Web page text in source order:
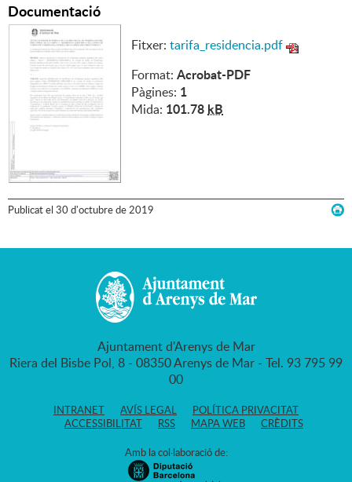
Documentació
Fitxer: tarifa_residencia.pdf
Format: Acrobat-PDF
Pàgines: 1
Mida: 101.78 kB
Publicatel 30 d'octubrede2019
Ajuntament d'Arenys de Mar
Riera del Bisbe Pol, 8 - 08350 Arenys de Mar - Tel. 93 795 99
00
INTRANET AVÍS LEGAL
POLÍTICA PRIVACITAT
ACCESSIBILITAT
RSS MAPA WEB CRÈDITS
Amb la col·laboració de: